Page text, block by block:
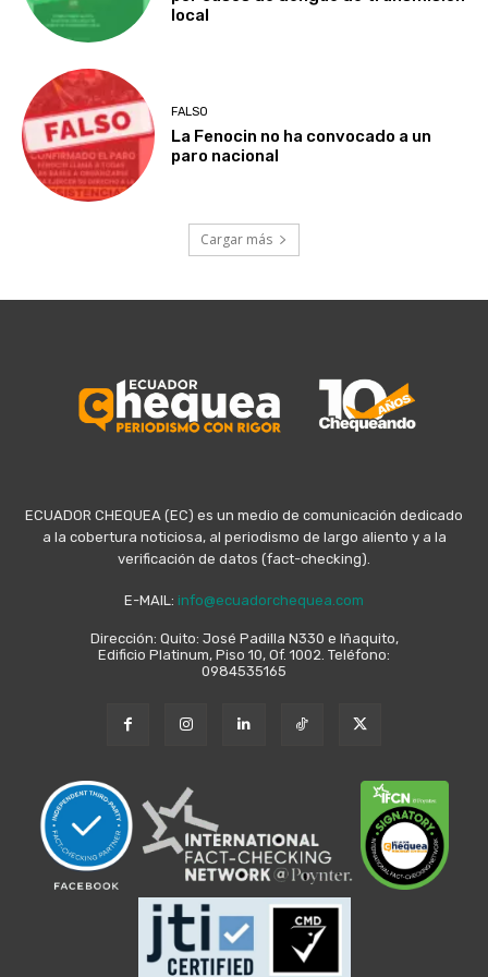
local
FALSO
La Fenocin no ha convocado a un
paro nacional
Cargar más
ECUADOR CHEQUEA (EC) es un medio de comunicación dedicado
a la cobertura noticiosa, al periodismo de largo aliento y a la
verificación de datos (fact-checking).
E-MAIL: info@ecuadorchequea.com
Dirección: Quito: José Padilla N330 e Iñaquito,
Edificio Platinum, Piso 10, Of. 1002. Teléfono:
0984535165